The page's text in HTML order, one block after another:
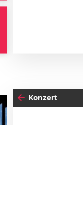
Konzert